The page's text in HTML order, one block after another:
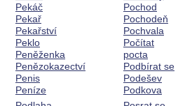
Pekáč
Pekař
Pekařství
Peklo
Peněženka
Penězokazectví
Penis
Peníze
Pochod
Pochodeň
Pochvala
Počítat
pocta
Podbírat se
Podešev
Podkova